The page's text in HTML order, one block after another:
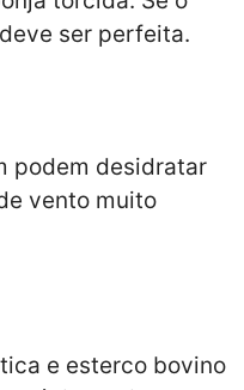
ser perfeita.
podem desidratar
vento muito
e esterco bovino